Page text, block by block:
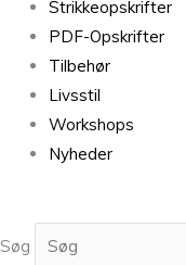
Strikkeopskrifter
PDF-Opskrifter
Tilbehør
Livsstil
Workshops
Nyheder
Søg